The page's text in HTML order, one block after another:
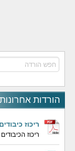
הורדות אחרונות
ריכוז כיבודים
ריכוז